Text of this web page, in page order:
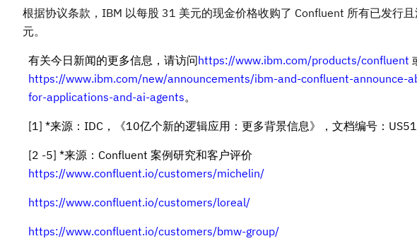
根据协议条款，IBM 以每股 31 美元的现金价格收购了 Confluent 所有已发行
元。
有关今日新闻的更多信息，请访问https://www.ibm.com/products/confluent
https://www.ibm.com/new/announcements/ibm-and-confluent-
for-applications-and-ai-agents。
[1] *来源：IDC，《10亿个新的逻辑应用：更多背景信息》，文档编号：
[2 -5] *来源：Confluent 案例研究和客户评价
https://www.confluent.io/customers/michelin/
https://www.confluent.io/customers/loreal/
https://www.confluent.io/customers/bmw-group/